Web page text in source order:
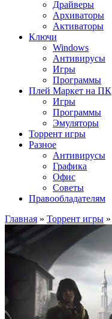
Драйверы
Архиваторы
Активаторы
Ключи
Windows
Антивирусы
Игры
Программы
Плей Маркет на ПК
Игры
Программы
Эмуляторы
Торрент игры
Разное
Антивирусы
Графика
Офис
Советы
Правообладателям
Главная » Торрент игры »